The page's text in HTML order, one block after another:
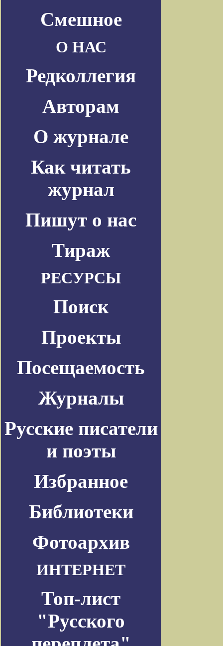
Смешное
О НАС
Редколлегия
Авторам
О журнале
Как читать
журнал
Пишут о нас
Тираж
РЕСУРСЫ
Поиск
Проекты
Посещаемость
Журналы
Русские писатели
и поэты
Избранное
Библиотеки
Фотоархив
ИНТЕРНЕТ
Топ-лист
"Русского